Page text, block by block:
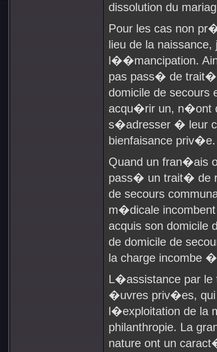
dissolution du
Pour les cas non
lieu de la
l��mancipation.
pas pass� de
domicile de
acqu�rir un, n�ont
s�adresser � leur
bienfaisance priv�e.
Quand un fran�ais
pass� un trait� de
de secours
m�dicale
acquis son domicile
de domicile de
la charge incombe
L�assistance par
�uvres priv�es,
l�exploitation de la
philanthropie. La
nature ont un